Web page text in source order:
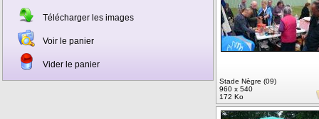
Stade Nègre (09)
960 x 540
172 Ko
Télécharger les images
Voir le panier
Vider le panier